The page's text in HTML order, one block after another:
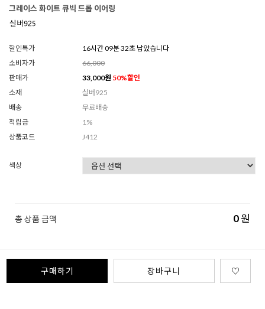
그레이스 화이트 큐빅 드롭 이어링
할인특가
16시간 09분 30초 남았습니다
소비자가
66,000
판매가
33,000원 50%할인
소재
실버925
배송
무료배송
적립금
1%
상품코드
J412
색상
총 상품 금액 0원
구매하기 장바구니 ♡